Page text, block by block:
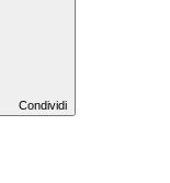
Condividi